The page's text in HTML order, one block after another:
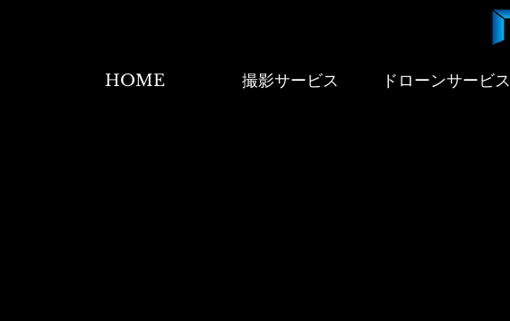
HOME 撮影サービス ドローンサービス